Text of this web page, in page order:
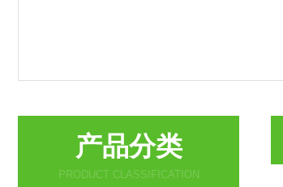
产品分类
PRODUCT CLASSIFICATION